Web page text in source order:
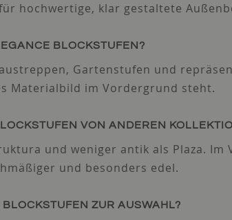
hochwertige, klar gestaltete
BLOCKSTUFEN?
Gartenstufen und
Materialbild im Vordergrund steht.
VON ANDEREN
und weniger antik als Plaza. Im
und besonders edel.
ZUR AUSWAHL?